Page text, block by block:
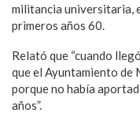
militancia universitaria,
primeros años 60.
Relató que “cuando
que el Ayuntamiento de
porque no había
años”.